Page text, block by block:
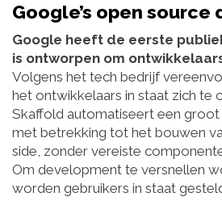
Google’s open
Google heeft de eerste
is ontworpen om
Volgens het tech bedrijf
het ontwikkelaars in staat zich te
Skaffold automatiseert een
met betrekking tot het bouwen
side, zonder vereiste
Om development te versnellen
worden gebruikers in staat